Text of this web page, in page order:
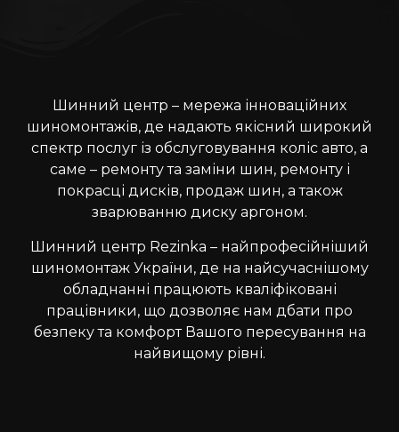
Шинний центр – мережа інноваційних
шиномонтажів, де надають якісний широкий
спектр послуг із обслуговування коліс авто, а
саме – ремонту та заміни шин, ремонту і
покрасці дисків, продаж шин, а також
зварюванню диску аргоном.
Шинний центр Rezinka – найпрофесійніший
шиномонтаж України, де на найсучаснішому
обладнанні працюють кваліфіковані
працівники, що дозволяє нам дбати про
безпеку та комфорт Вашого пересування на
найвищому рівні.